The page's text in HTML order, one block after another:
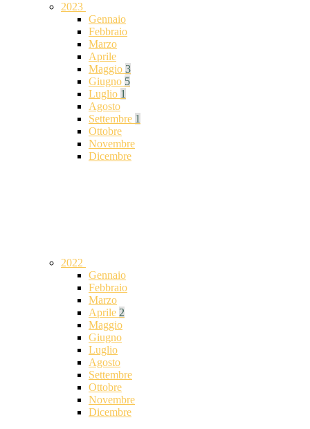
2023
Gennaio
Febbraio
Marzo
Aprile
Maggio 3
Giugno 5
Luglio 1
Agosto
Settembre 1
Ottobre
Novembre
Dicembre
2022
Gennaio
Febbraio
Marzo
Aprile 2
Maggio
Giugno
Luglio
Agosto
Settembre
Ottobre
Novembre
Dicembre